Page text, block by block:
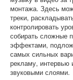
монтажа. Здесь
треки,
контролировать
собирать сложные
эффектами,
самых сильных
рекламу, интервью
звуковыми слоями.